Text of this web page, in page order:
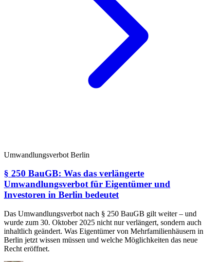
Umwandlungsverbot Berlin
§ 250 BauGB: Was das verlängerte
Umwandlungsverbot für Eigentümer und
Investoren in Berlin bedeutet
Das Umwandlungsverbot nach § 250 BauGB gilt weiter – und
wurde zum 30. Oktober 2025 nicht nur verlängert, sondern auch
inhaltlich geändert. Was Eigentümer von Mehrfamilienhäusern in
Berlin jetzt wissen müssen und welche Möglichkeiten das neue
Recht eröffnet.